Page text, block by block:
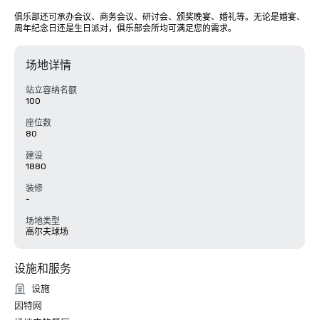
俱乐部还可承办会议、商务会议、研讨会、颁奖晚宴、婚礼等。无论是婚宴、
周年纪念日还是生日派对，俱乐部会所均可满足您的需求。
场地详情
站立容纳名额
100
座位数
80
建设
1880
装修
-
场地类型
高尔夫球场
设施和服务
设施
因特网